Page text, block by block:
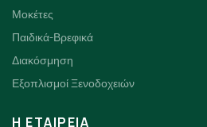
Μοκέτες
Παιδικά-Βρεφικά
Διακόσμηση
Εξοπλισμοί Ξενοδοχειών
H ΕΤΑΙΡΕΙΑ